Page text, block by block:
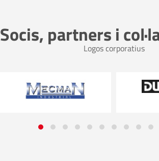
Socis, partners i
Logos corporatius